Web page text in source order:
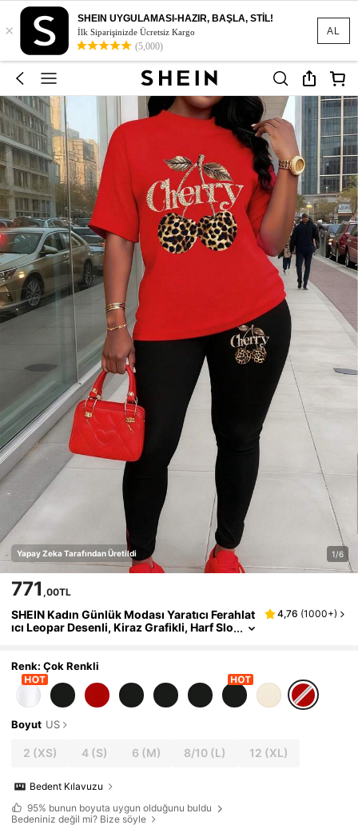
AL
×
SHEIN UYGULAMASI-HAZIR, BAŞLA, STİL!
İlk Siparişinizde Ücretsiz Kargo
(5,000)
Yapay Zeka Tarafından Üretildi 1/6
771 ,00TL
SHEIN Kadın Günlük Modası Yaratıcı Ferahlat
ıcı Leopar Desenli, Kiraz Grafikli, Harf Slo
r Mevsim Çok Yönlü Kıyafet
4,76 (1000+)
Renk: Çok Renkli
Boyut US
2 (XS) 4(S) 6 (M) 8/10 (L) 12 (XL)
Bedent Kılavuzu
95% bunun boyuta uygun olduğunu buldu
Bedeniniz değil mi? Bize söyle